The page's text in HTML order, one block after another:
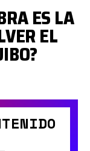
ES LA
EL